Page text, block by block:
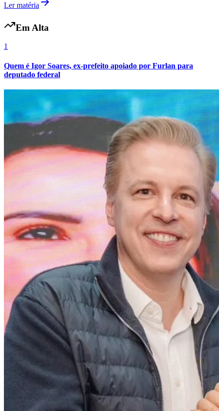
Ler matéria
Em Alta
1
Quem é Igor Soares, ex-prefeito apoiado por Furlan para
deputado federal